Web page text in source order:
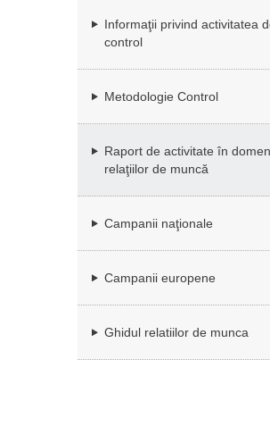
Informaţii privind activitatea
control
Metodologie Control
Raport de activitate în
relaţiilor de muncă
Campanii naţionale
Campanii europene
Ghidul relatiilor de munca